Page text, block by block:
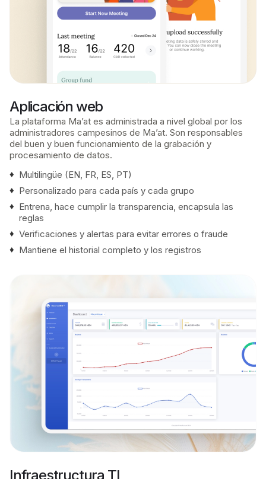
Aplicación web
La plataforma Ma’at es administrada a nivel global por los
administradores campesinos de Ma’at. Son responsables
del buen y buen funcionamiento de la grabación y
procesamiento de datos.
Multilingüe (EN, FR, ES, PT)
Personalizado para cada país y cada grupo
Entrena, hace cumplir la transparencia, encapsula las
reglas
Verificaciones y alertas para evitar errores o fraude
Mantiene el historial completo y los registros
Infraestructura TI